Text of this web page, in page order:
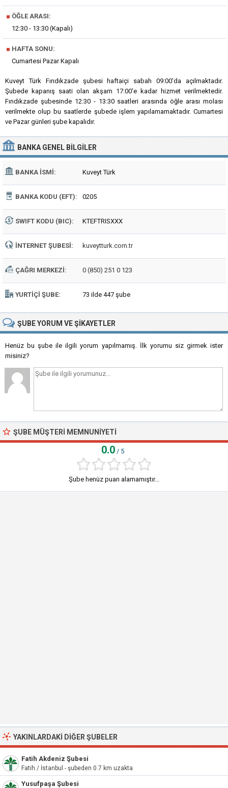
■ ÖĞLE ARASI:
12:30 - 13:30 (Kapalı)
■ HAFTA SONU:
Cumartesi Pazar Kapalı
Kuveyt Türk Fındıkzade şubesi haftaiçi sabah 09:00'da açılmaktadır.
Şubede kapanış saati olan akşam 17:00'e kadar hizmet verilmektedir.
Fındıkzade şubesinde 12:30 - 13:30 saatleri arasında öğle arası molası
verilmekte olup bu saatlerde şubede işlem yapılamamaktadır. Cumartesi
ve Pazar günleri şube kapalıdır.
BANKA GENEL BILGILER
BANKA İSMI: Kuveyt Türk
BANKA KODU (EFT): 0205
SWIFT KODU (BIC): KTEFTRISXXX
İNTERNET ŞUBESI: kuveytturk.com.tr
ÇAĞRI MERKEZI: 0 (850) 251 0 123
YURTIÇI ŞUBE: 73 ilde 447 şube
ŞUBEYORUM VE ŞIKAYETLER
Henüz bu şube ile ilgili yorum yapılmamış. İlk yorumu siz girmek ister
misiniz?
ŞUBE MÜŞTERI MEMNUNIYETI
0.0 / 5
Şube henüz puan alamamıştır...
YAKINLARDAKI DIĞER ŞUBELER
Fatih Akdeniz Şubesi
Fatih / İstanbul - şubeden 0.7 km uzakta
Yusufpaşa Şubesi